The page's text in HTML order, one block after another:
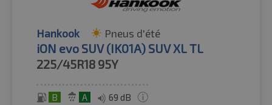
Hankook Pneus d'été
iON evo SUV (IK01A) SUV XL TL
225/45R18 95Y
B A 69 dB